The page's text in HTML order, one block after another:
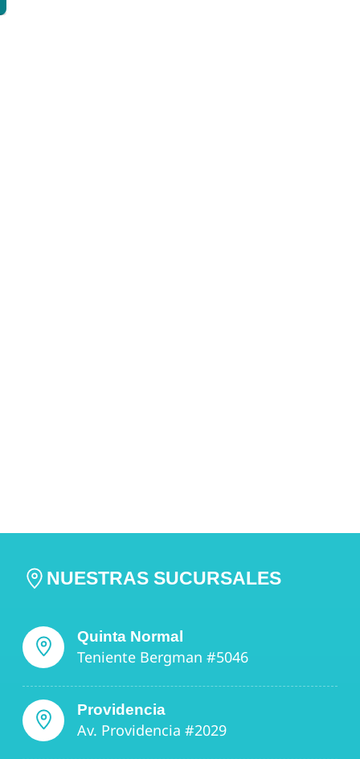
NUESTRAS SUCURSALES
Quinta Normal
Teniente Bergman #5046
Providencia
Av. Providencia #2029